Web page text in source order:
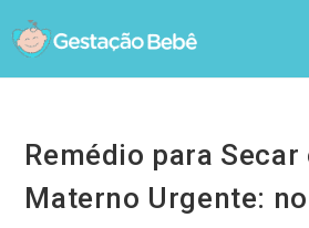
to
content
Remédio para Secar
Materno Urgente: